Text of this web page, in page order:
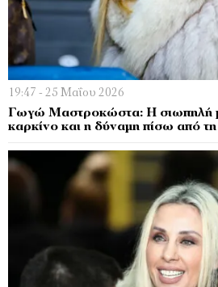
19:47 - 25 Μαΐου 2026
Γωγώ Μαστροκώστα: Η σιωπηλή
καρκίνο και η δύναμη πίσω από